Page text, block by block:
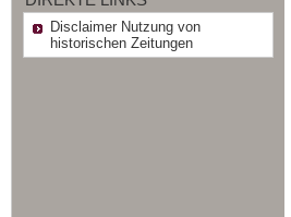
Disclaimer Nutzung von
historischen Zeitungen